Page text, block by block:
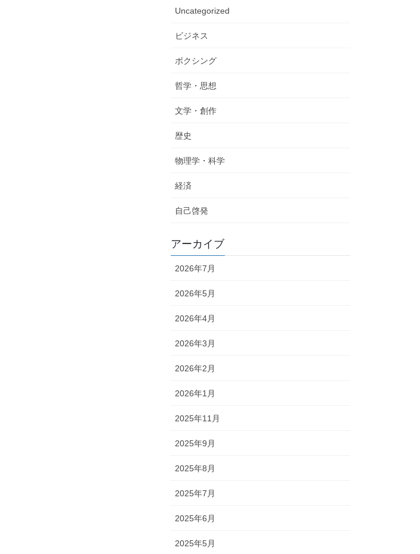
Uncategorized
ビジネス
ボクシング
哲学・思想
文学・創作
歴史
物理学・科学
経済
自己啓発
アーカイブ
2026年7月
2026年5月
2026年4月
2026年3月
2026年2月
2026年1月
2025年11月
2025年9月
2025年8月
2025年7月
2025年6月
2025年5月